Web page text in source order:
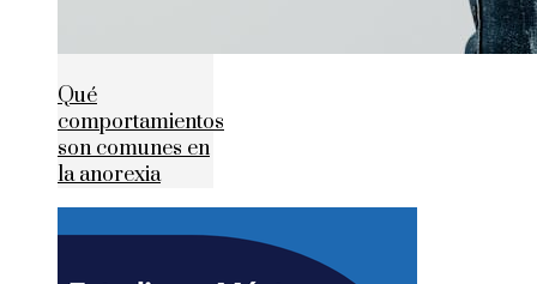
Qué
comportamientos
son comunes en
la anorexia